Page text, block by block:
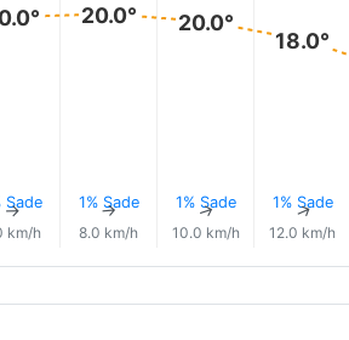
Sade
↑
km/h
20.0°
1% Sade
↑
8.0 km/h
20.0°
1% Sade
↑
10.0 km/h
18.0°
1% Sade
↑
12.0 km/h